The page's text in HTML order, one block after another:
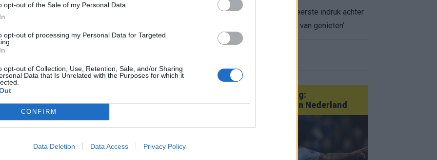
opt-out of the Sale of my Personal Data.
opt-out of processing my Personal Data for Targeted
opt-out of Collection, Use, Retention, Sale, and/or Sharing
Data that Is Unrelated with the Purposes for which it
CONFIRM
Data Deletion Data Access Privacy Policy
ook een duidelijk gezicht. Zijn opdracht lijkt
hij moet helpen een nieuwe lijn uit te zetten
en samenstelling van de selectie. Niet alleen
binnen een groter geheel functioneren.
renovatie
automatisch risico’s met zich mee. Nieuwe
en automatismen verdwijnen tijdelijk.
Marcos Leonardo laat eerste indruk achter
bij Ajax: 'Hier gaan fans van genieten'
Van Götze tot Sterling:
statementtransfers in Nederland